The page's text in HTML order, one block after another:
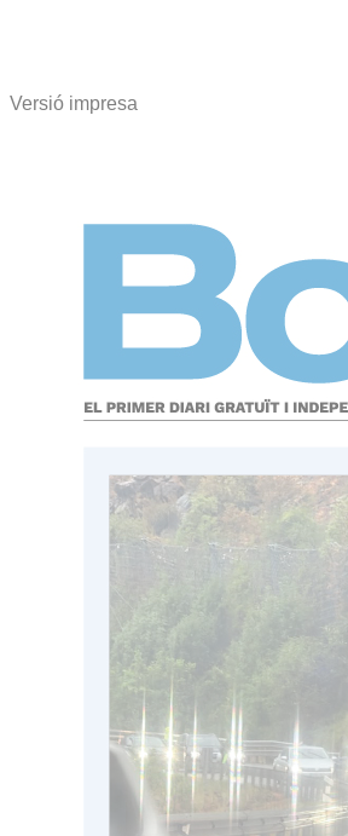
Versió impresa